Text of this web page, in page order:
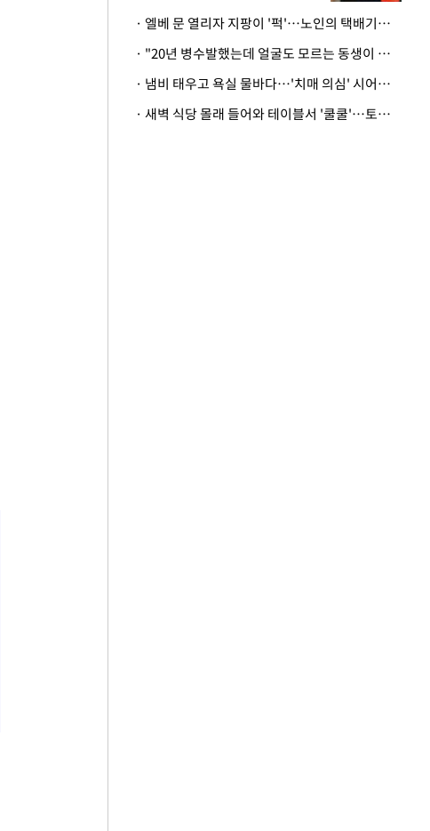
· 엘베 문 열리자 지팡이 '퍽'…노인의 택배기사 폭행 이유
· "20년 병수발했는데 얼굴도 모르는 동생이 유산 절반을"…배다른 형제 상속권 있을까
· 냄비 태우고 욕실 물바다…'치매 의심' 시어머니 검사 권유했다가 '날벼락'
· 새벽 식당 몰래 들어와 테이블서 '쿨쿨'…토사물 남기고 사라진 남성